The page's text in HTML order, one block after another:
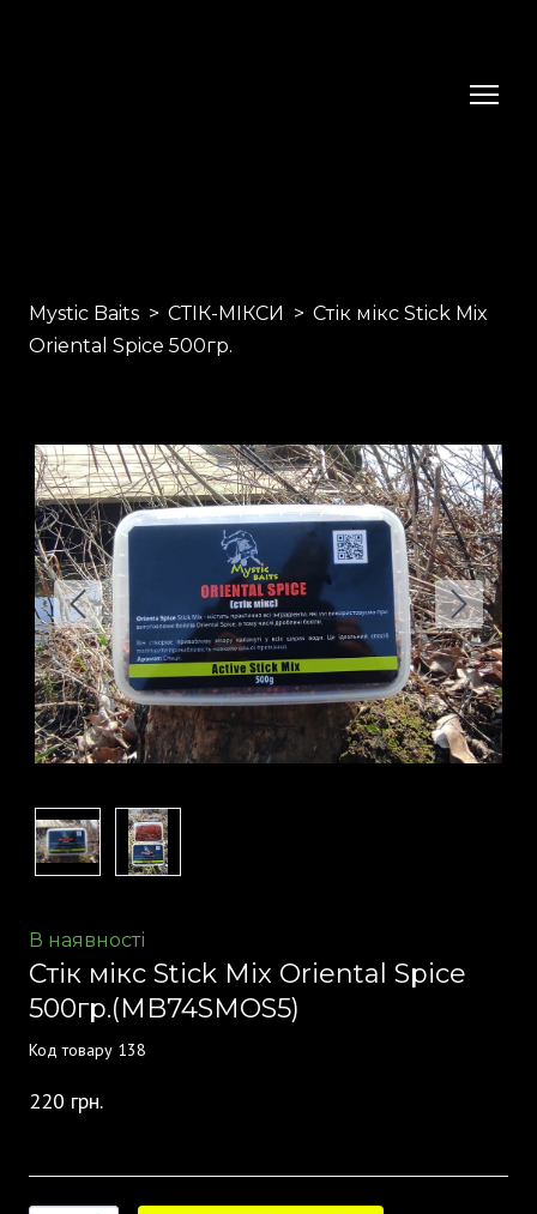
Mystic Baits СТІК-МІКСИ
Стік мікс Stick Mix
Oriental Spice 500гр.
В наявності
Стік мікс Stick Mix Oriental Spice
500гр.(MB74SMOS5)
Код товару 138
220 грн.